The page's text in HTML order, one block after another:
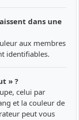
dans une
aux membres
identifiables.
» ?
celui par
et la couleur de
peut vous